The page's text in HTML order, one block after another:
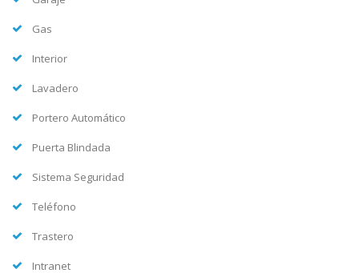
Gas
Interior
Lavadero
Portero Automático
Puerta Blindada
Sistema Seguridad
Teléfono
Trastero
Intranet